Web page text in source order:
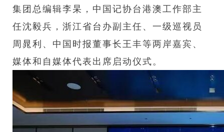
集团总编辑李杲，中国记协台港澳工作部主
任沈毅兵，浙江省台办副主任、一级巡视员
周晁利、中国时报董事长王丰等两岸嘉宾、
媒体和自媒体代表出席启动仪式。